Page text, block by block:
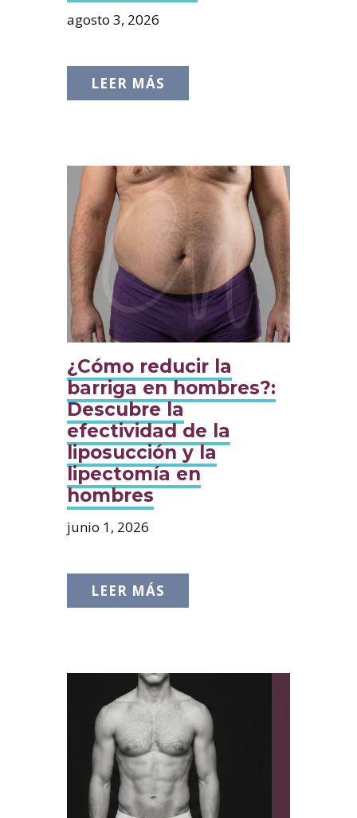
agosto 3, 2026
LEER MÁS
¿Cómo reducir la
barriga en hombres?:
Descubre la
efectividad de la
liposucción y la
lipectomía en
hombres
junio 1, 2026
LEER MÁS